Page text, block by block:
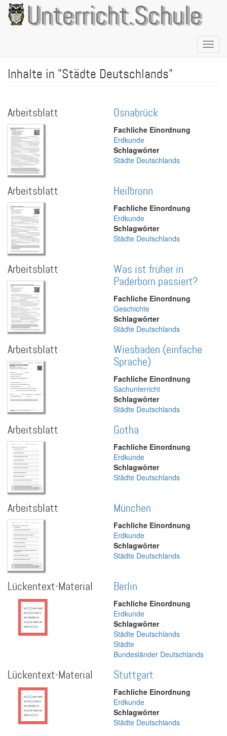
Direkt
zum
Inhalt
Unterricht.Schule
Inhalte in "Städte Deutschlands"
Arbeitsblatt Osnabrück
Fachliche Einordnung
Erdkunde
Schlagwörter
Städte Deutschlands
Arbeitsblatt Heilbronn
Fachliche Einordnung
Erdkunde
Schlagwörter
Städte Deutschlands
Arbeitsblatt
Was ist früher in
Paderborn passiert?
Fachliche Einordnung
Geschichte
Schlagwörter
Städte Deutschlands
Arbeitsblatt
Wiesbaden (einfache
Sprache)
Fachliche Einordnung
Sachunterricht
Schlagwörter
Städte Deutschlands
Arbeitsblatt Gotha
Fachliche Einordnung
Erdkunde
Schlagwörter
Städte Deutschlands
Arbeitsblatt München
Fachliche Einordnung
Erdkunde
Schlagwörter
Städte Deutschlands
Lückentext-Material Berlin
Fachliche Einordnung
Erdkunde
Schlagwörter
Städte Deutschlands
Städte
Bundesländer Deutschlands
Lückentext-Material Stuttgart
Fachliche Einordnung
Erdkunde
Schlagwörter
Städte Deutschlands